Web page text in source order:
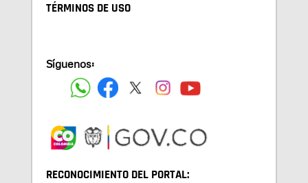
TÉRMINOS DE USO
Síguenos:
RECONOCIMIENTO DEL PORTAL: